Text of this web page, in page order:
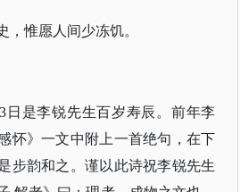
，惟愿人间少冻饥。
日是李锐先生百岁寿辰。前年李
怀》一文中附上一首绝句，在下
步韵和之。谨以此诗祝李锐先生